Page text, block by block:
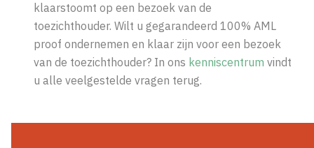
klaarstoomt op een bezoek van de
toezichthouder. Wilt u gegarandeerd 100% AML
proof ondernemen en klaar zijn voor een bezoek
van de toezichthouder? In ons kenniscentrum vindt
u alle veelgestelde vragen terug.